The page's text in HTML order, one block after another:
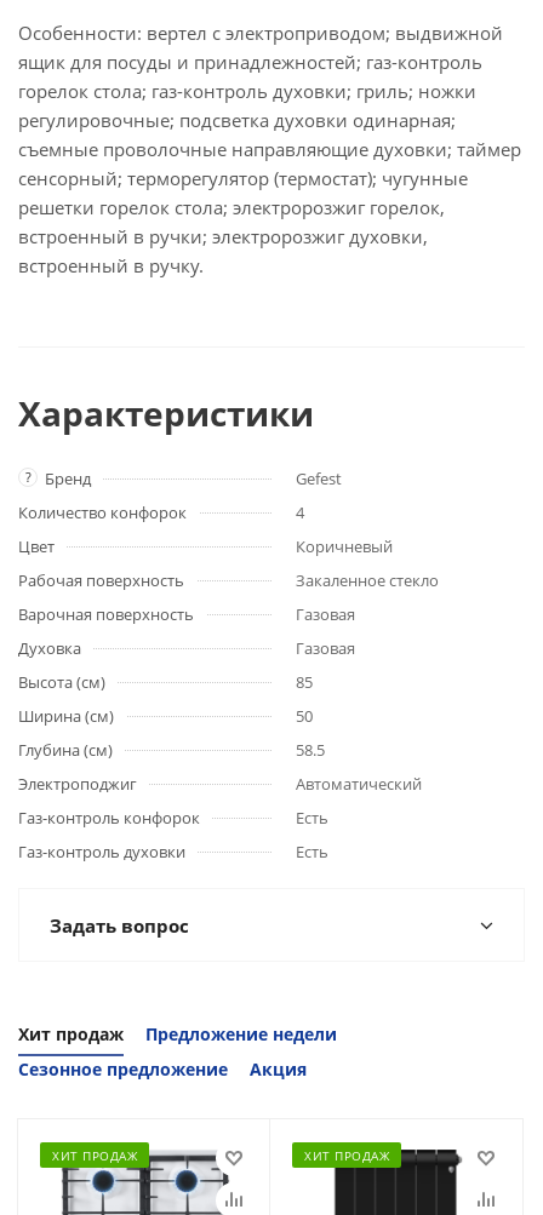
Особенности: вертел с электроприводом; выдвижной
ящик для посуды и принадлежностей; газ-контроль
горелок стола; газ-контроль духовки; гриль; ножки
регулировочные; подсветка духовки одинарная;
съемные проволочные направляющие духовки; таймер
сенсорный; терморегулятор (термостат); чугунные
решетки горелок стола; электророзжиг горелок,
встроенный в ручки; электророзжиг духовки,
встроенный в ручку.
Характеристики
? Бренд
Gefest
Количество конфорок
4
Цвет
Коричневый
Рабочая поверхность
Закаленное стекло
Варочная поверхность
Газовая
Духовка
Газовая
Высота (см)
85
Ширина (см)
50
Глубина (см)
58.5
Электроподжиг
Автоматический
Газ-контроль конфорок
Есть
Газ-контроль духовки
Есть
Задать вопрос
Хит продаж
Предложение недели
Сезонное предложение
Акция
ХИТ ПРОДАЖ ХИТ ПРОДАЖ